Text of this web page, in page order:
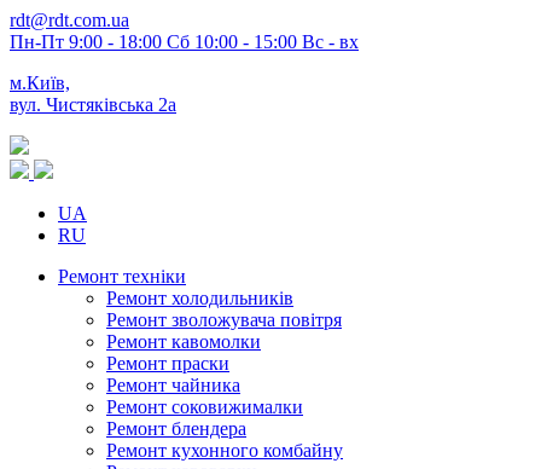
rdt@rdt.com.ua
Пн-Пт 9:00 - 18:00 Сб 10:00 - 15:00 Вс - вх
м.Київ,
вул. Чистяківська 2а
UA
RU
Ремонт техніки
Ремонт холодильників
Ремонт зволожувача повітря
Ремонт кавомолки
Ремонт праски
Ремонт чайника
Ремонт соковижималки
Ремонт блендера
Ремонт кухонного комбайну